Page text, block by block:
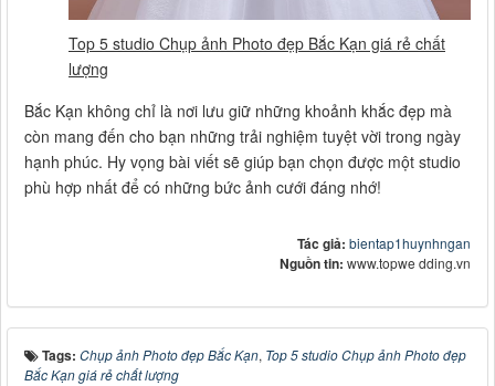
Top 5 studio Chụp ảnh Photo đẹp Bắc Kạn giá rẻ chất
lượng
Bắc Kạn không chỉ là nơi lưu giữ những khoảnh khắc đẹp mà
còn mang đến cho bạn những trải nghiệm tuyệt vời trong ngày
hạnh phúc. Hy vọng bài viết sẽ giúp bạn chọn được một studio
phù hợp nhất để có những bức ảnh cưới đáng nhớ!
Tác giả: bientap1huynhngan
Nguồn tin: www.topwe dding.vn
Tags: Chụp ảnh Photo đẹp Bắc Kạn, Top 5 studio Chụp ảnh Photo đẹp
Bắc Kạn giá rẻ chất lượng